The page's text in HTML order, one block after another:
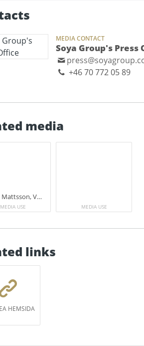
MEDIA CONTACT
Soya Group's Press
+46 70 772 05 89
media
Johan Mattsson, VD för Wallenius Marine, och Tomas Arhippainen, Business Line Manager, Marine Service & Digital, ABB Marine & Ports.
MEDIA USE MEDIA USE
links
HEMSIDA